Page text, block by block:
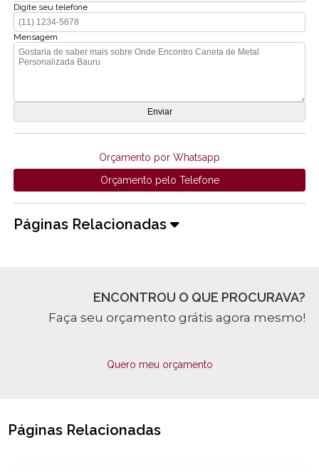
Digite seu telefone
Mensagem
Orçamento por Whatsapp
Orçamento pelo Telefone
Páginas Relacionadas
ENCONTROU O QUE PROCURAVA?
Faça seu orçamento grátis agora mesmo!
Quero meu orçamento
Páginas Relacionadas